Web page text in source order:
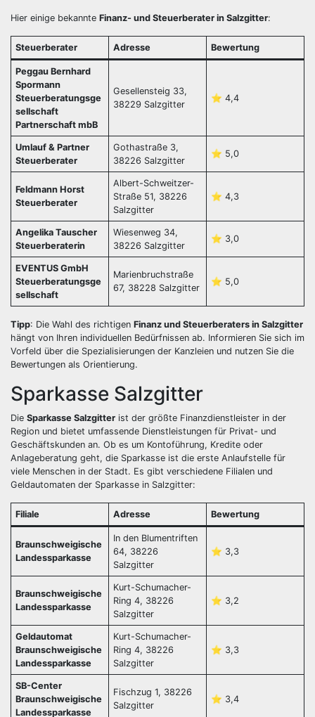
Hier einige bekannte Finanz- und Steuerberater in Salzgitter:
Steuerberater Adresse Bewertung
Peggau Bernhard
Spormann
Steuerberatungsge
sellschaft
Partnerschaft mbB
Gesellensteig 33,
38229 Salzgitter
⭐️ 4,4
Umlauf & Partner
Steuerberater
Gothastraße 3,
38226 Salzgitter
⭐️ 5,0
Feldmann Horst
Steuerberater
Albert-Schweitzer-
Straße 51, 38226
Salzgitter
⭐️ 4,3
Angelika Tauscher
Steuerberaterin
Wiesenweg 34,
38226 Salzgitter
⭐️ 3,0
EVENTUS GmbH
Steuerberatungsge
sellschaft
Marienbruchstraße
67, 38228 Salzgitter
⭐️ 5,0
Tipp: Die Wahl des richtigen Finanz und Steuerberaters in Salzgitter
hängt von Ihren individuellen Bedürfnissen ab. Informieren Sie sich im
Vorfeld über die Spezialisierungen der Kanzleien und nutzen Sie die
Bewertungen als Orientierung.
Sparkasse Salzgitter
Die Sparkasse Salzgitter ist der größte Finanzdienstleister in der
Region und bietet umfassende Dienstleistungen für Privat- und
Geschäftskunden an. Ob es um Kontoführung, Kredite oder
Anlageberatung geht, die Sparkasse ist die erste Anlaufstelle für
viele Menschen in der Stadt. Es gibt verschiedene Filialen und
Geldautomaten der Sparkasse in Salzgitter:
Filiale Adresse Bewertung
Braunschweigische
Landessparkasse
In den Blumentriften
64, 38226
Salzgitter
⭐️ 3,3
Braunschweigische
Landessparkasse
Kurt-Schumacher-
Ring 4, 38226
Salzgitter
⭐️ 3,2
Geldautomat
Braunschweigische
Landessparkasse
Kurt-Schumacher-
Ring 4, 38226
Salzgitter
⭐️ 3,3
SB-Center
Braunschweigische
Landessparkasse
Fischzug 1, 38226
Salzgitter
⭐️ 3,4